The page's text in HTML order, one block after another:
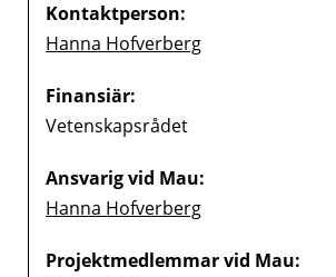
Kontaktperson:
Hanna Hofverberg
Finansiär:
Vetenskapsrådet
Ansvarig vid Mau:
Hanna Hofverberg
Projektmedlemmar vid Mau: